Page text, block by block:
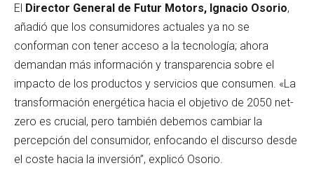
El Director General de Futur Motors, Ignacio Osorio,
añadió que los consumidores actuales ya no se
conforman con tener acceso a la tecnología; ahora
demandan más información y transparencia sobre el
impacto de los productos y servicios que consumen. «La
transformación energética hacia el objetivo de 2050 net-
zero es crucial, pero también debemos cambiar la
percepción del consumidor, enfocando el discurso desde
el coste hacia la inversión”, explicó Osorio.